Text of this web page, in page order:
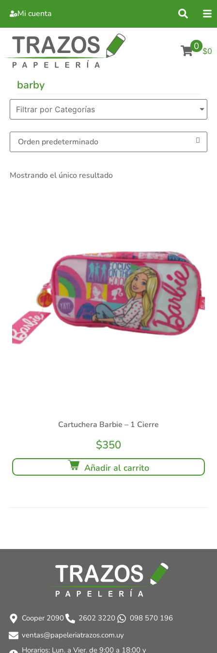
Mi cuenta
0 $0
barby
Filtrar por Categorías
Mostrando el único resultado
Cartuchera Barbie – 1 Cierre
$350
Añadir al carrito
Cooper 2090 2602 3220
098 570 196
ventas@papeleriatrazos.com.uy
Horarios: Lun. a Vier. de 9:00 a 18:00 y